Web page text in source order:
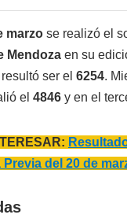
marzo se realizó el
Mendoza en su
ser el 6254.
el 4846 y en el
del 20 de